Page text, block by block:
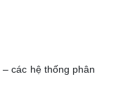
– các hệ thống phân